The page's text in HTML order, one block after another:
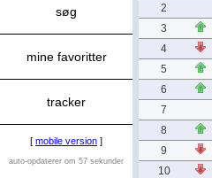
søg
mine favoritter
tracker
[ mobile version ]
auto-opdaterer om 57 sekunder
2
3
4
5
6
7
8
9
10